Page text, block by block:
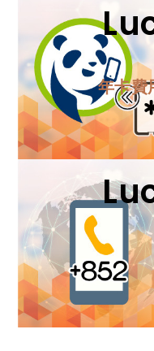
年卡費